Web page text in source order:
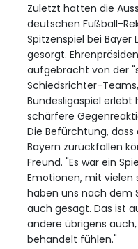
Zuletzt hatten die
deutschen Fußball-
Spitzenspiel bei Bayer
gesorgt.
aufgebracht von der
Schiedsrichter-
Bundesligaspiel
schärfere
Die Befürchtung, dass
Bayern zurückfallen
Freund. "Es war ein
Emotionen, mit vielen
haben uns nach dem
auch gesagt. Das ist
andere übrigens
behandelt fühlen."